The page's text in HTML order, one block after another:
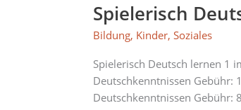
Spielerisch
Bildung, Kinder,Soziales
Spielerisch Deutsch lernen 1
Deutschkenntnissen Gebühr:
Deutschkenntnissen
Spielerisch
Deutsch
1
+
2